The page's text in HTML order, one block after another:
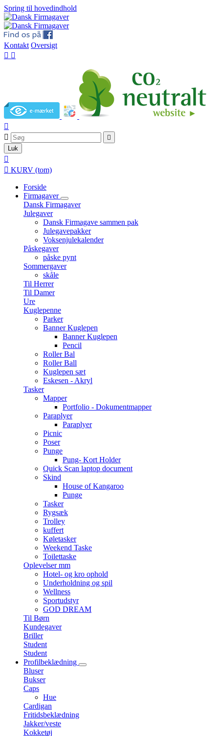
Spring til hovedindhold
Kontakt Oversigt
 



Luk

 KURV (tom)
Forside
Firmagaver
Dansk Firmagaver
Julegaver
Dansk Firmagave sammen pak
Julegavepakker
Voksenjulekalender
Påskegaver
påske pynt
Sommergaver
skåle
Til Herrer
Til Damer
Ure
Kuglepenne
Parker
Banner Kuglepen
Banner Kuglepen
Pencil
Roller Bal
Roller Ball
Kuglepen sæt
Eskesen - Akryl
Tasker
Mapper
Portfolio - Dokumentmapper
Paraplyer
Paraplyer
Picnic
Poser
Punge
Pung- Kort Holder
Quick Scan laptop document
Skind
House of Kangaroo
Punge
Tasker
Rygsæk
Trolley
kuffert
Køletasker
Weekend Taske
Toilettaske
Oplevelser mm
Hotel- og kro ophold
Underholdning og spil
Wellness
Sportudstyr
GOD DREAM
Til Børn
Kundegaver
Briller
Student
Student
Profilbeklædning
Bluser
Bukser
Caps
Hue
Cardigan
Fritidsbeklædning
Jakker/veste
Kokketøj